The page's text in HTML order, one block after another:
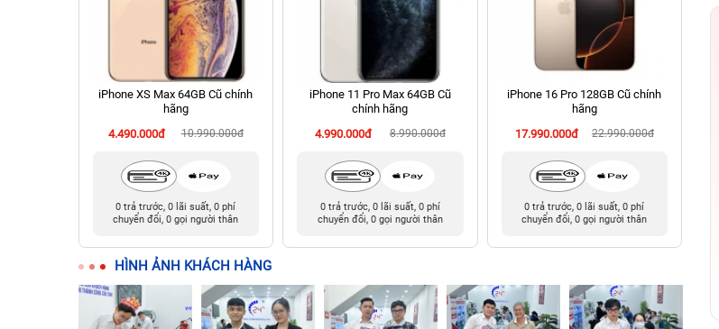
iPhone XS Max 64GB Cũ chính
hãng
4.490.000đ
10.990.000đ
0 trả trước, 0 lãi suất, 0 phí
chuyển đổi, 0 gọi người thân
iPhone 11 Pro Max 64GB Cũ
chính hãng
4.990.000đ
8.990.000đ
0 trả trước, 0 lãi suất, 0 phí
chuyển đổi, 0 gọi người thân
iPhone 16 Pro 128GB Cũ chính
hãng
17.990.000đ
22.990.000đ
0 trả trước, 0 lãi suất, 0 phí
chuyển đổi, 0 gọi người thân
HÌNH ẢNH KHÁCH HÀNG